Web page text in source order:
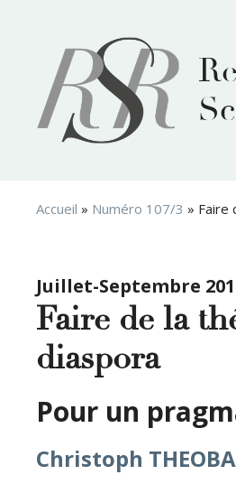
Accueil » Numéro 107/3 » Faire
Juillet-Septembre
Faire de la
diaspora
Pour un
Christoph